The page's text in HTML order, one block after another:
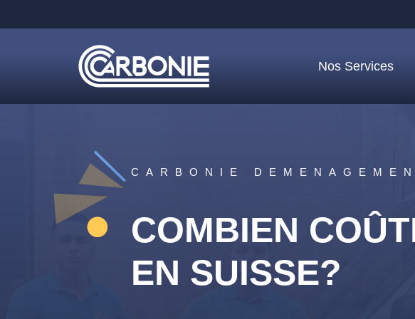
Nos Services
CARBONIE
COMBIEN
EN SUISSE?